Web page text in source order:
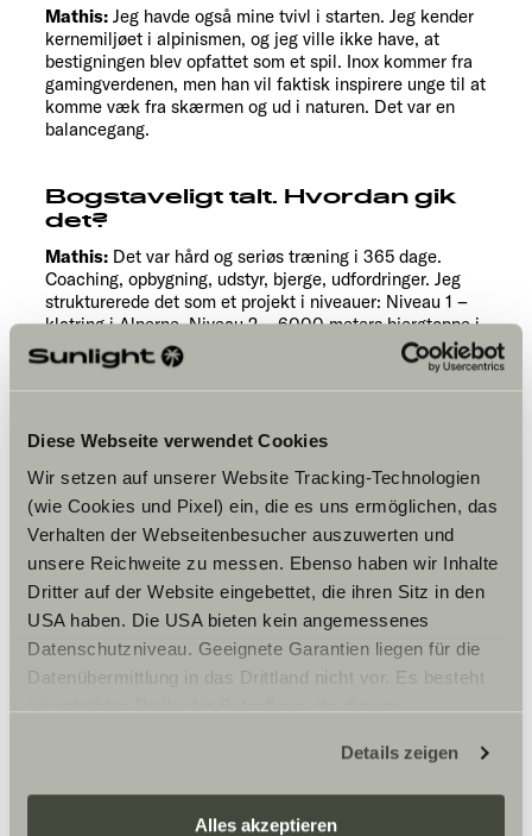
Diese Webseite verwendet Cookies
Wir setzen auf unserer Website Tracking-Technologien
(wie Cookies und Pixel) ein, die es uns ermöglichen, das
Verhalten der Webseitenbesucher auszuwerten und
unsere Reichweite zu messen. Ebenso haben wir Inhalte
Dritter auf der Website eingebettet, die ihren Sitz in den
USA haben. Die USA bieten kein angemessenes
Datenschutzniveau. Geeignete Garantien liegen für die
Datenübermittlung in das Drittland nicht vor. Es besteht
zustehen. Eingesetzte Dienstleister können Daten für
eigene Zwecke verarbeiten und mit anderen Daten
zusammenführen. Weitere Informationen finden Sie hier:
Details zeigen
Alles akzeptieren
Mathis: Jeg havde også mine tvivl i starten. Jeg kender
kernemiljøet i alpinismen, og jeg ville ikke have, at
bestigningen blev opfattet som et spil. Inox kommer fra
gamingverdenen, men han vil faktisk inspirere unge til at
komme væk fra skærmen og ud i naturen. Det var en
balancegang.
Bogstaveligt talt. Hvordan gik
det?
Mathis: Det var hård og seriøs træning i 365 dage.
Coaching, opbygning, udstyr, bjerge, udfordringer. Jeg
strukturerede det som et projekt i niveauer: Niveau 1 –
klatring i Alperne. Niveau 2 – 6000 meters bjergtoppe i
Himalaya. Niveau 3 – verdens højeste bjerg. Det var
ikke et spil. Det var seriøst og professionelt.